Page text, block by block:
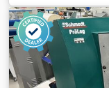
vākiem atbilstošu
grāmatas blokam.
veltņiem, kas ļauj
Stabilā čuguna
un ilgtermiņa
Tränklein Tips: